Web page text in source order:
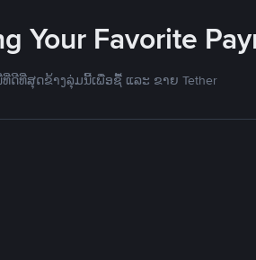
Your Favorite
ດີທີ່ສຸດຂ້າງລຸ່ມນີ້ເພື່ອຊື້ ແລະ ຂາຍ Tether